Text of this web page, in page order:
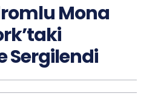
Mona
Sergilendi